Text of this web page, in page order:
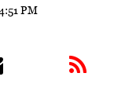
PM